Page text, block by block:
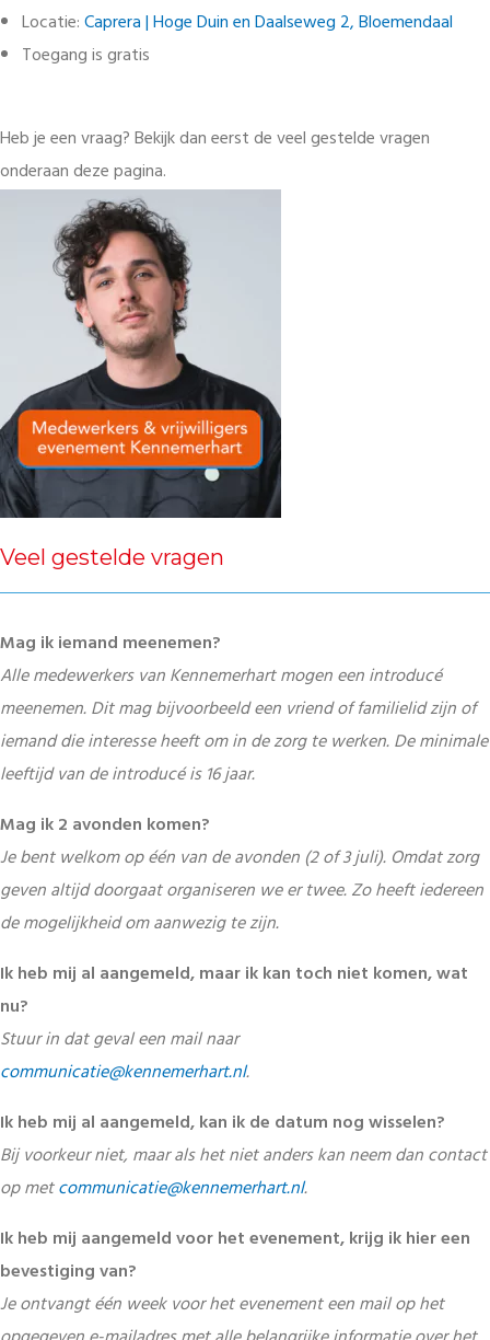
Locatie:Caprera | Hoge Duin en Daalseweg 2, Bloemendaal
Toegang is gratis
Heb je een vraag? Bekijk dan eerst de veel gestelde vragen
onderaan deze pagina.
Veel gestelde vragen
Mag ik iemand meenemen?
Alle medewerkers van Kennemerhart mogen een introducé
meenemen. Dit mag bijvoorbeeld een vriend of familielid zijn of
iemand die interesse heeft om in de zorg te werken. De minimale
leeftijd van de introducé is 16 jaar.
Mag ik 2 avonden komen?
Je bent welkom op één van de avonden (2 of 3 juli). Omdat zorg
geven altijd doorgaat organiseren we er twee. Zo heeft iedereen
de mogelijkheid om aanwezig te zijn.
Ik heb mij al aangemeld, maar ik kan toch niet komen, wat
nu?
Stuur in dat geval een mail naar
communicatie@kennemerhart.nl.
Ik heb mij al aangemeld, kan ik de datum nog wisselen?
Bij voorkeur niet, maar als het niet anders kan neem dan contact
op metcommunicatie@kennemerhart.nl.
Ik heb mij aangemeld voor het evenement, krijg ik hier een
bevestiging van?
Je ontvangt één week voor het evenement een mail op het